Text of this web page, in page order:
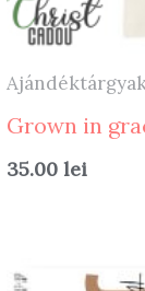
Grown in
35.00 lei